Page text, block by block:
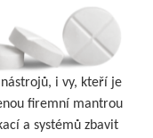
i vy, kteří je
firemní mantrou
a systémů zbavit